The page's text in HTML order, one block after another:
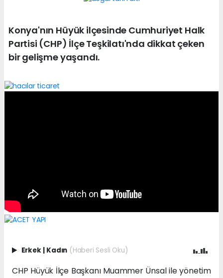
Konya'nın Hüyük ilçesinde Cumhuriyet Halk
Partisi (CHP) İlçe Teşkilatı'nda dikkat çeken
bir gelişme yaşandı.
Erkek | Kadın (Haberi Sesli Oku)
CHP Hüyük İlçe Başkanı Muammer Ünsal ile yönetim